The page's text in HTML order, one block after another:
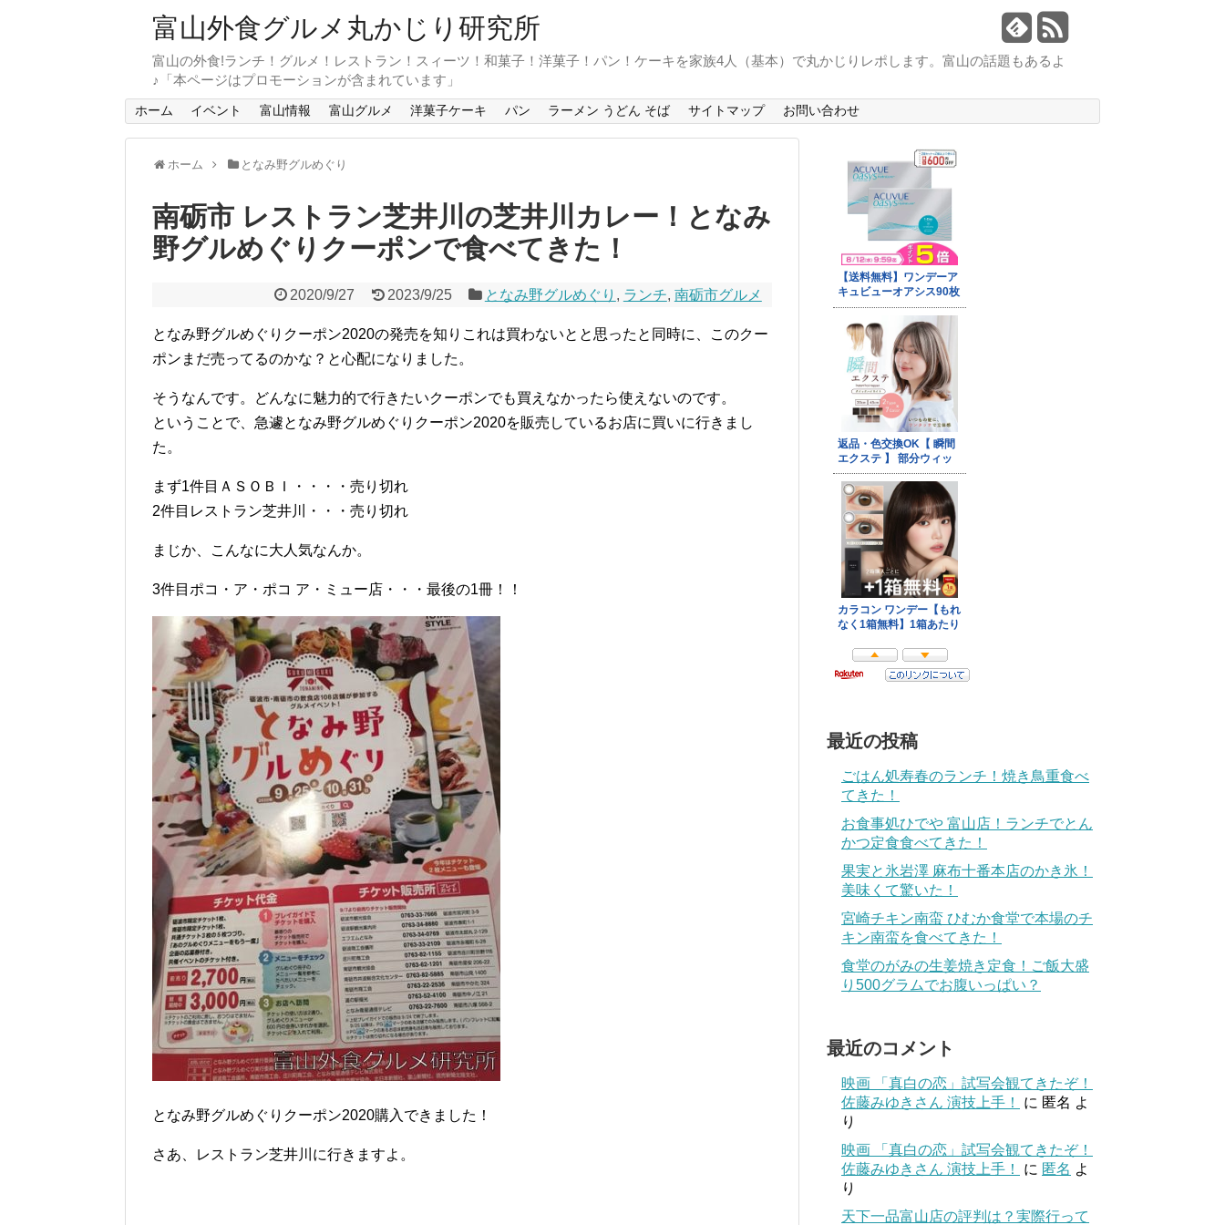
富山外食グルメ丸かじり研究所
富山の外食!ランチ！グルメ！レストラン！スィーツ！和菓子！洋菓子！パン！ケーキを家族4人（基本）で丸かじりレポします。富山の話題もあるよ
♪「本ページはプロモーションが含まれています」
ホーム イベント 富山情報 富山グルメ 洋菓子ケーキ パン ラーメン うどん そば サイトマップ お問い合わせ
ホーム となみ野グルめぐり
南砺市 レストラン芝井川の芝井川カレー！となみ
野グルめぐりクーポンで食べてきた！
2020/9/27 2023/9/25 となみ野グルめぐり , ランチ, 南砺市グルメ
となみ野グルめぐりクーポン2020の発売を知りこれは買わないとと思ったと同時に、このクー
ポンまだ売ってるのかな？と心配になりました。
そうなんです。どんなに魅力的で行きたいクーポンでも買えなかったら使えないのです。
ということで、急遽となみ野グルめぐりクーポン2020を販売しているお店に買いに行きまし
た。
まず1件目ＡＳＯＢＩ・・・・売り切れ
2件目レストラン芝井川・・・売り切れ
まじか、こんなに大人気なんか。
3件目ポコ・ア・ポコ ア・ミュー店・・・最後の1冊！！
となみ野グルめぐりクーポン2020購入できました！
さあ、レストラン芝井川に行きますよ。
最近の投稿
ごはん処寿春のランチ！焼き鳥重食べ
てきた！
お食事処ひでや 富山店！ランチでとん
かつ定食食べてきた！
果実と氷岩澤 麻布十番本店のかき氷！
美味くて驚いた！
宮崎チキン南蛮 ひむか食堂で本場のチ
キン南蛮を食べてきた！
食堂のがみの生姜焼き定食！ご飯大盛
り500グラムでお腹いっぱい？
最近のコメント
映画 「真白の恋」試写会観てきたぞ！
佐藤みゆきさん 演技上手！
に 匿名 よ
り
映画 「真白の恋」試写会観てきたぞ！
佐藤みゆきさん 演技上手！
に 匿名 よ
り
天下一品富山店の評判は？実際行って